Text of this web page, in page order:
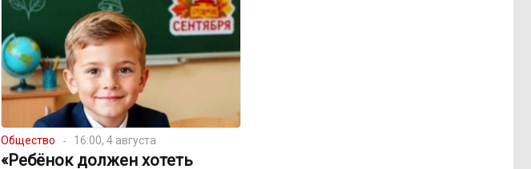
Общество 16:00, 4 августа
«Ребёнок должен хотеть